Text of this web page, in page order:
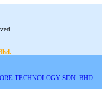
TECHNOLOGY SDN. BHD.